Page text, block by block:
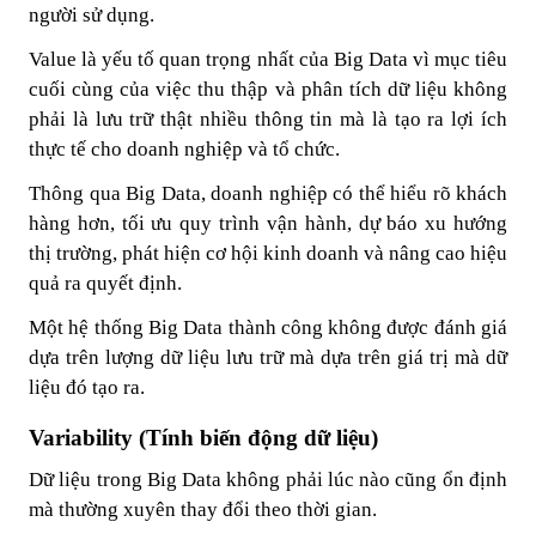
người sử dụng.
Value là yếu tố quan trọng nhất của Big Data vì mục tiêu
cuối cùng của việc thu thập và phân tích dữ liệu không
phải là lưu trữ thật nhiều thông tin mà là tạo ra lợi ích
thực tế cho doanh nghiệp và tổ chức.
Thông qua Big Data, doanh nghiệp có thể hiểu rõ khách
hàng hơn, tối ưu quy trình vận hành, dự báo xu hướng
thị trường, phát hiện cơ hội kinh doanh và nâng cao hiệu
quả ra quyết định.
Một hệ thống Big Data thành công không được đánh giá
dựa trên lượng dữ liệu lưu trữ mà dựa trên giá trị mà dữ
liệu đó tạo ra.
Variability (Tính biến động dữ liệu)
Dữ liệu trong Big Data không phải lúc nào cũng ổn định
mà thường xuyên thay đổi theo thời gian.